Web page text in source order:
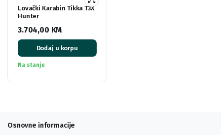
Lovački Karabin Tikka T3X
Hunter
3.704,00 KM
Dodaj u korpu
Na stanju
Osnovne informacije